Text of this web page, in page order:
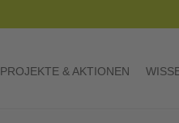
PROJEKTE & AKTIONEN